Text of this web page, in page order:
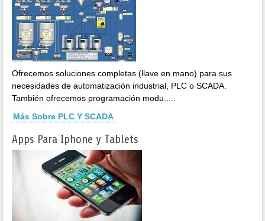
Ofrecemos soluciones completas (llave en mano) para sus
necesidades de automatización industrial, PLC o SCADA.
También ofrecemos programación modu.....
Más Sobre PLC Y SCADA
Apps Para Iphone y Tablets